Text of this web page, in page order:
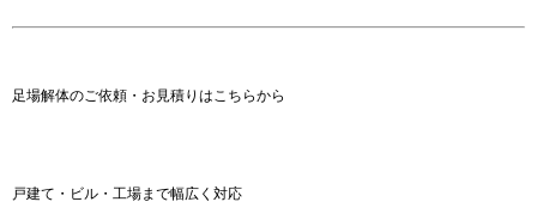
足場解体のご依頼・お見積りはこちらから
戸建て・ビル・工場まで幅広く対応